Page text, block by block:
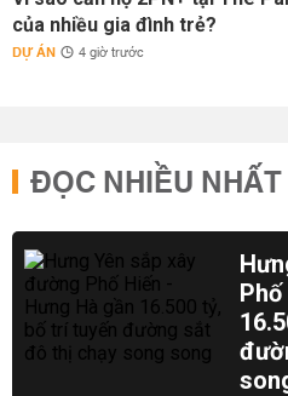
của nhiều gia đình trẻ?
DỰ ÁN 4 giờ trước
ĐỌC NHIỀU NHẤT